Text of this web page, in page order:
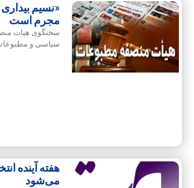
«نسیم
مجرم است
سخنگوی هیات
سیاسی و
هفته آینده
می‌شود